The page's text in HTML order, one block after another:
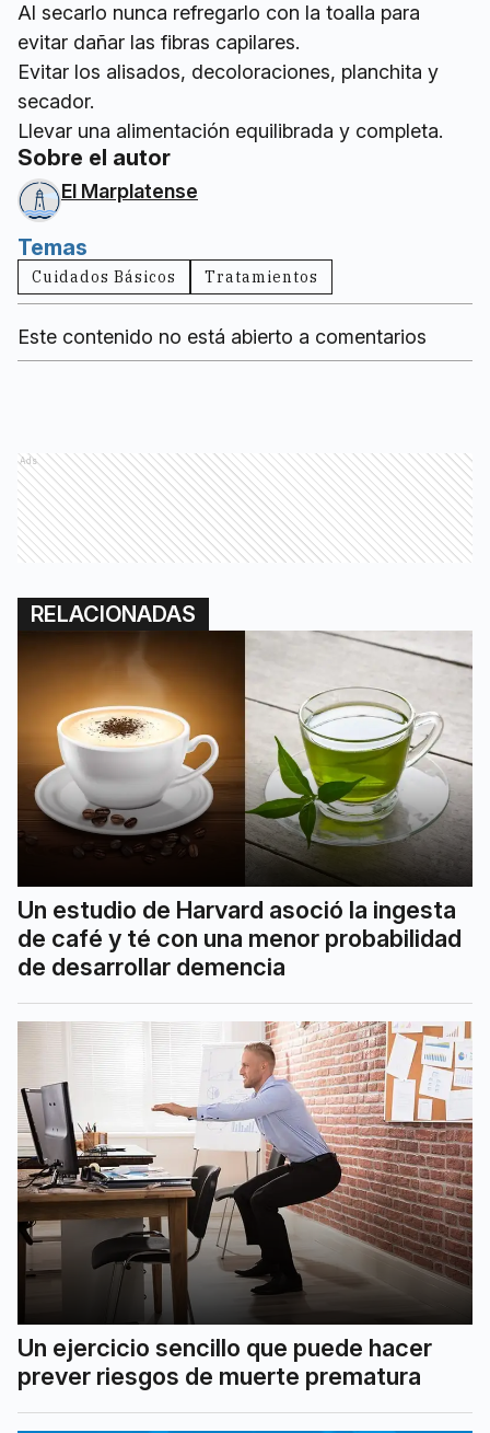
Al secarlo nunca refregarlo con la toalla para
evitar dañar las fibras capilares.
Evitar los alisados, decoloraciones, planchita y
secador.
Llevar una alimentación equilibrada y completa.
Sobre el autor
El Marplatense
Temas
Cuidados Básicos Tratamientos
Este contenido no está abierto a comentarios
Ads
RELACIONADAS
Un estudio de Harvard asoció la ingesta
de café y té con una menor probabilidad
de desarrollar demencia
Un ejercicio sencillo que puede hacer
prever riesgos de muerte prematura